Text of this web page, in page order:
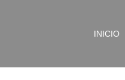
INICIO